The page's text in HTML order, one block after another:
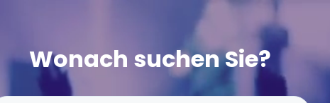
Wonach suchen Sie?